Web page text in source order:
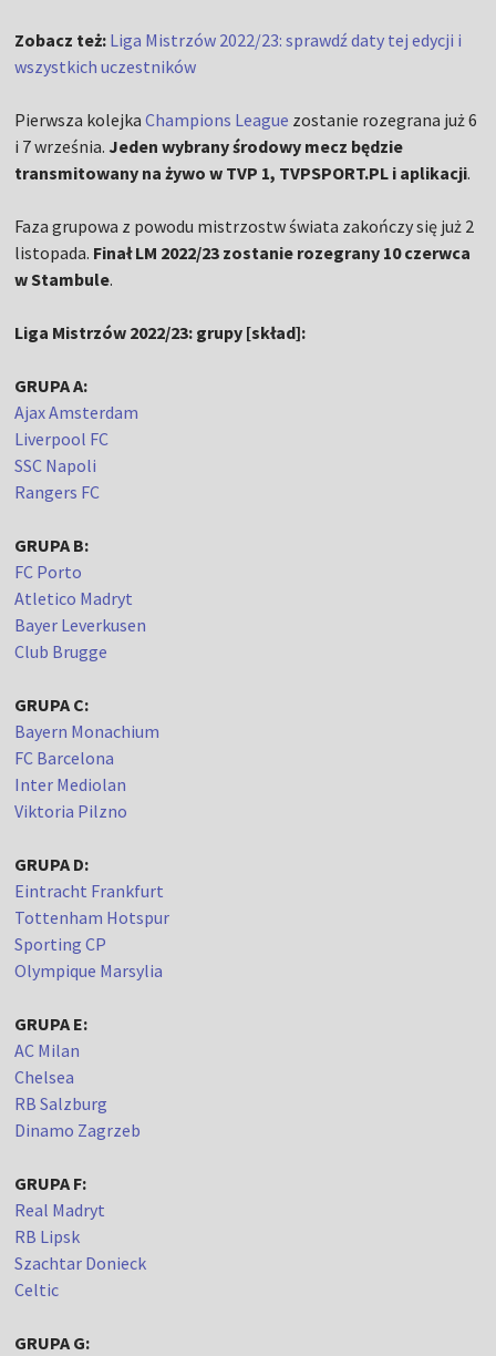
Zobacz też: Liga Mistrzów 2022/23: sprawdź daty tej edycji i
wszystkich uczestników
Pierwsza kolejkaChampions League zostanie rozegrana już 6
i 7 września. Jeden wybrany środowy mecz będzie
transmitowany na żywo w TVP 1, TVPSPORT.PL i aplikacji.
Faza grupowa z powodu mistrzostw świata zakończy się już 2
listopada. Finał LM 2022/23 zostanie rozegrany 10 czerwca
w Stambule.
Liga Mistrzów 2022/23: grupy [skład]:
GRUPA A:
Ajax Amsterdam
Liverpool FC
SSC Napoli
Rangers FC
GRUPA B:
FC Porto
Atletico Madryt
Bayer Leverkusen
Club Brugge
GRUPA C:
Bayern Monachium
FC Barcelona
Inter Mediolan
Viktoria Pilzno
GRUPA D:
Eintracht Frankfurt
Tottenham Hotspur
Sporting CP
Olympique Marsylia
GRUPA E:
AC Milan
Chelsea
RB Salzburg
Dinamo Zagrzeb
GRUPA F:
Real Madryt
RB Lipsk
Szachtar Donieck
Celtic
GRUPA G: